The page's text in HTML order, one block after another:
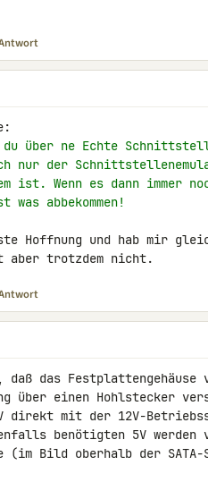
über ne Echte
nur der
ist. Wenn es dann immer
abbekommen!
Hoffnung und hab mir
aber trotzdem nicht.
daß das
über einen Hohlstecker
direkt mit der 12V-
benötigten 5V
(im Bild oberhalb der